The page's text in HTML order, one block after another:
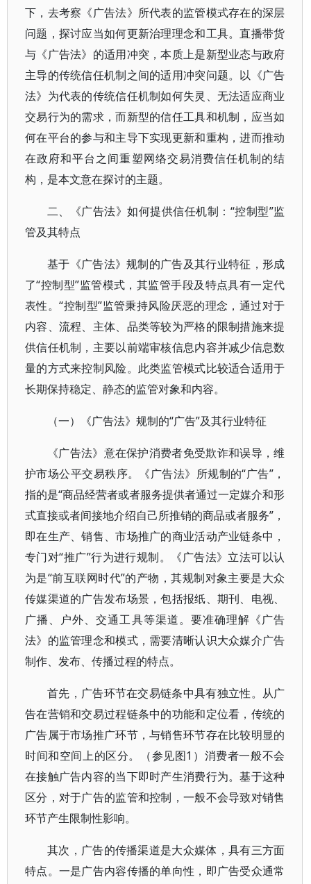
下，去考察《广告法》所代表的监管模式存在的深层
问题，探讨应当如何更新治理理念和工具。直播带货
与《广告法》的适用冲突，本质上是新型业态与政府
主导的传统信任机制之间的适用冲突问题。以《广告
法》为代表的传统信任机制如何失灵、无法适应商业
交易行为的需求，而新型的信任工具和机制，应当如
何在平台的参与和主导下实现更新和重构，进而推动
在政府和平台之间重塑网络交易消费信任机制的结
构，是本文意在探讨的主题。
二、《广告法》如何提供信任机制：“控制型”监
管及其特点
基于《广告法》规制的广告及其行业特征，形成
了“控制型”监管模式，其监管手段及特点具有一定代
表性。“控制型”监管秉持风险厌恶的理念，通过对于
内容、流程、主体、品类等较为严格的限制措施来提
供信任机制，主要以前端审核信息内容并减少信息数
量的方式来控制风险。此类监管模式比较适合适用于
长期保持稳定、静态的监管对象和内容。
（一）《广告法》规制的“广告”及其行业特征
《广告法》意在保护消费者免受欺诈和误导，维
护市场公平交易秩序。《广告法》所规制的“广告”，
指的是“商品经营者或者服务提供者通过一定媒介和形
式直接或者间接地介绍自己所推销的商品或者服务”，
即在生产、销售、市场推广的商业活动产业链条中，
专门对“推广”行为进行规制。《广告法》立法可以认
为是“前互联网时代”的产物，其规制对象主要是大众
传媒渠道的广告发布场景，包括报纸、期刊、电视、
广播、户外、交通工具等渠道。要准确理解《广告
法》的监管理念和模式，需要清晰认识大众媒介广告
制作、发布、传播过程的特点。
首先，广告环节在交易链条中具有独立性。从广
告在营销和交易过程链条中的功能和定位看，传统的
广告属于市场推广环节，与销售环节存在比较明显的
时间和空间上的区分。（参见图1）消费者一般不会
在接触广告内容的当下即时产生消费行为。基于这种
区分，对于广告的监管和控制，一般不会导致对销售
环节产生限制性影响。
其次，广告的传播渠道是大众媒体，具有三方面
特点。一是广告内容传播的单向性，即广告受众通常